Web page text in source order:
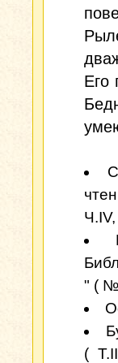
Его
" ( №
(